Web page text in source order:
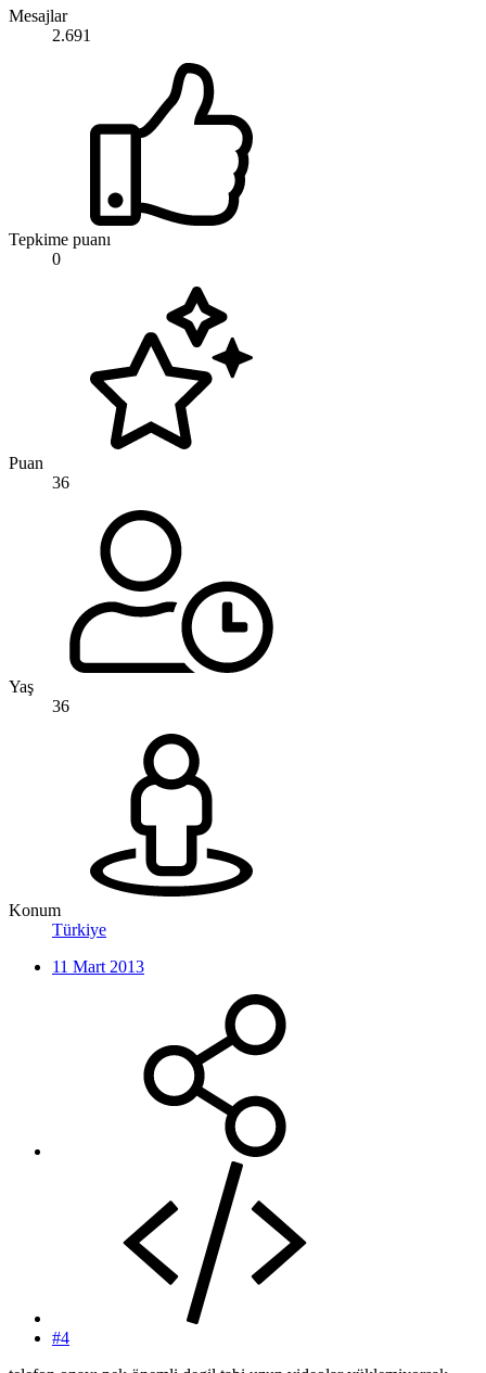
Mesajlar
2.691
Tepkime puanı
0
Puan
36
Yaş
36
Konum
Türkiye
11 Mart 2013
#4